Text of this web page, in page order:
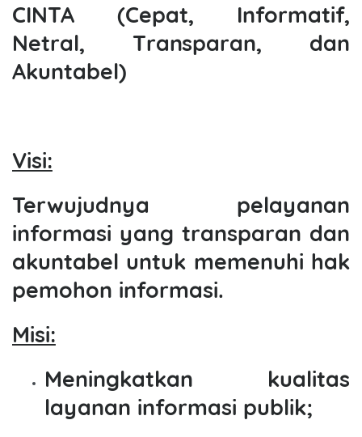
CINTA (Cepat, Informatif,
Netral, Transparan, dan
Akuntabel)
Visi:
Terwujudnya pelayanan
informasi yang transparan dan
akuntabel untuk memenuhi hak
pemohon informasi.
Misi:
Meningkatkan kualitas
layanan informasi publik;